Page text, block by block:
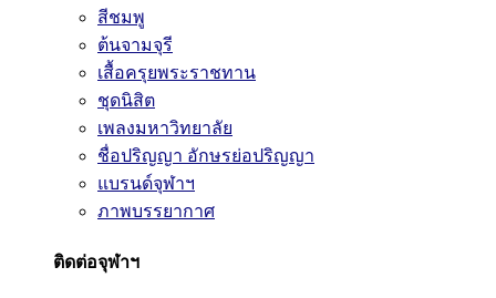
สีชมพู
ต้นจามจุรี
เสื้อครุยพระราชทาน
ชุดนิสิต
เพลงมหาวิทยาลัย
ชื่อปริญญา อักษรย่อปริญญา
แบรนด์จุฬาฯ
ภาพบรรยากาศ
ติดต่อจุฬาฯ